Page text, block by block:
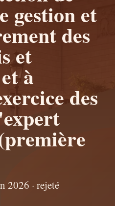
gestion et
des
et
à
des
2026 · rejeté